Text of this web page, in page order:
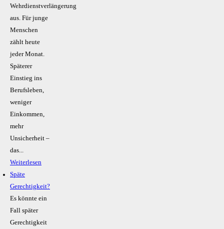
Wehrdienstverlängerung
aus. Für junge
Menschen
zählt heute
jeder Monat.
Späterer
Einstieg ins
Berufsleben,
weniger
Einkommen,
mehr
Unsicherheit –
das...
Weiterlesen
Späte
Gerechtigkeit?
Es könnte ein
Fall später
Gerechtigkeit